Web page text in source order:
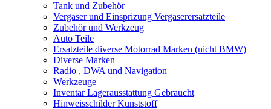
Tank und Zubehör
Vergaser und Einsprizung Vergaserersatzteile
Zubehör und Werkzeug
Auto Teile
Ersatzteile diverse Motorrad Marken (nicht BMW)
Diverse Marken
Radio , DWA und Navigation
Werkzeuge
Inventar Lagerausstattung Gebraucht
Hinweisschilder Kunststoff